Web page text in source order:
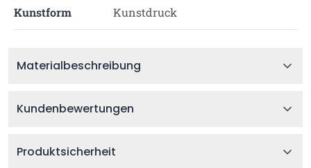
Kunstform Kunstdruck
Materialbeschreibung
Kundenbewertungen
Produktsicherheit